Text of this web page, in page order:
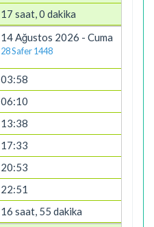
17 saat, 0 dakika
14 Ağustos 2026 - Cuma
28 Safer 1448
03:58
06:10
13:38
17:33
20:53
22:51
16 saat, 55 dakika